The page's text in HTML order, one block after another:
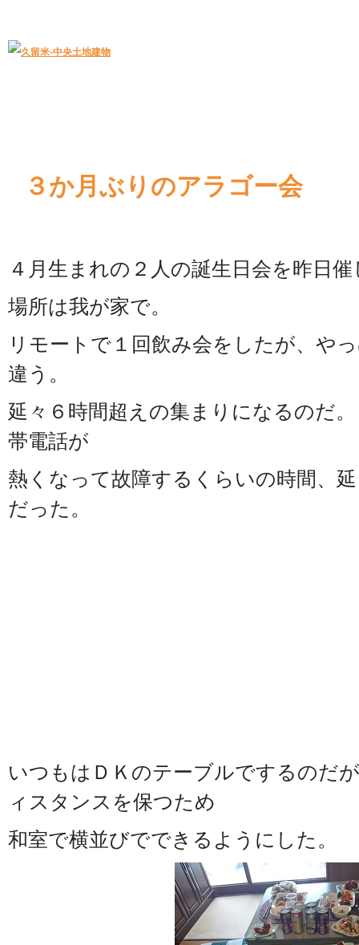
３か月ぶりのアラゴー会
４月生まれの２人の誕生日会を昨日
場所は我が家で。
リモートで１回飲み会をしたが、や
違う。
延々６時間超えの集まりになるのだ
帯電話が
熱くなって故障するくらいの時間、
だった。
いつもはＤＫのテーブルでするのだ
ィスタンスを保つため
和室で横並びでできるようにした。